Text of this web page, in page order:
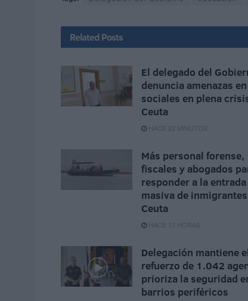
Related Posts
El delegado del
denuncia amenazas
sociales en plena
Ceuta
HACE 22 MINUTOS
Más personal forense,
fiscales y abogados
responder a la entrada
masiva de
Ceuta
HACE 17 HORAS
Delegación mantiene el
refuerzo de 1.042
prioriza la seguridad
barrios periféricos